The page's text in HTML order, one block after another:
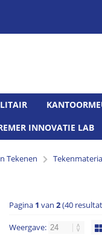
INNOVATIE LAB
Tekenen
Pagina 1 van 2(40
Weergave: